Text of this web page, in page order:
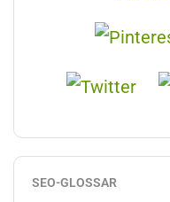
SEO-GLOSSAR